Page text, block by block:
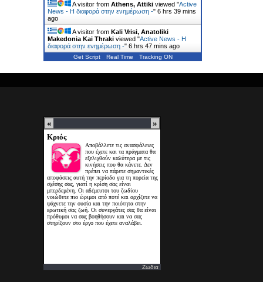
A visitor from Athens, Attiki viewed "Active
News - Η διαφορά στην ενημέρωση -" 6 hrs 39 mins
ago
A visitor from Kali Vrisi, Anatoliki
Makedonia Kai Thraki viewed "Active News - Η
διαφορά στην ενημέρωση -" 6 hrs 47 mins ago
Get Script Real Time Tracking ON
Ζωδια